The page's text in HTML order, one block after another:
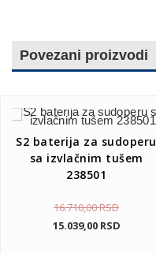
Povezani proizvodi
S2 baterija za sudoperu
sa izvlačnim tušem
238501
16.710,00RSD
15.039,00 RSD